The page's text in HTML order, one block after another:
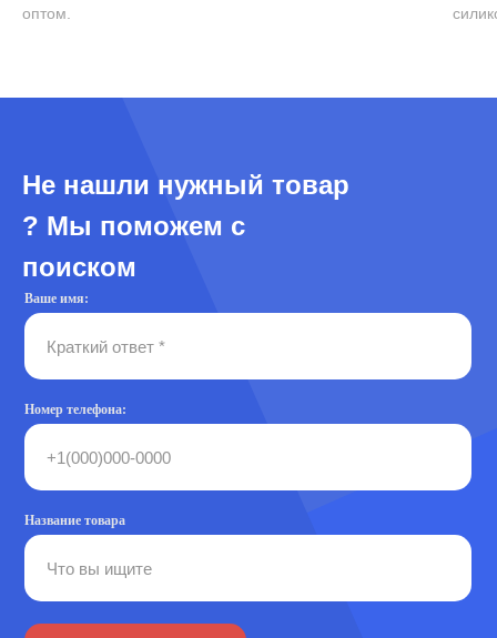
оптом.
Не нашли нужный товар
? Мы поможем с
поиском
Ваше имя:
Номер телефона:
Название товара